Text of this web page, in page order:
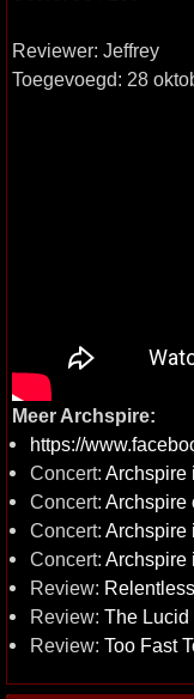
Reviewer: Jeffrey
Toegevoegd: 28
Meer Archspire:
https://
Concert: Archspire
Concert: Archspire
Concert: Archspire
Concert: Archspire
Review:
Review: The
Review: Too Fast